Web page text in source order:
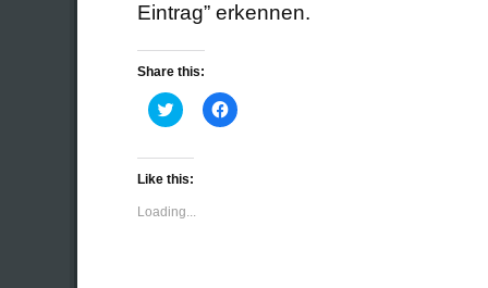
Eintrag” erkennen.
Share this:
Click
to
Twitter
(Opens
new
window)
Click
to
Like this:
Loading...